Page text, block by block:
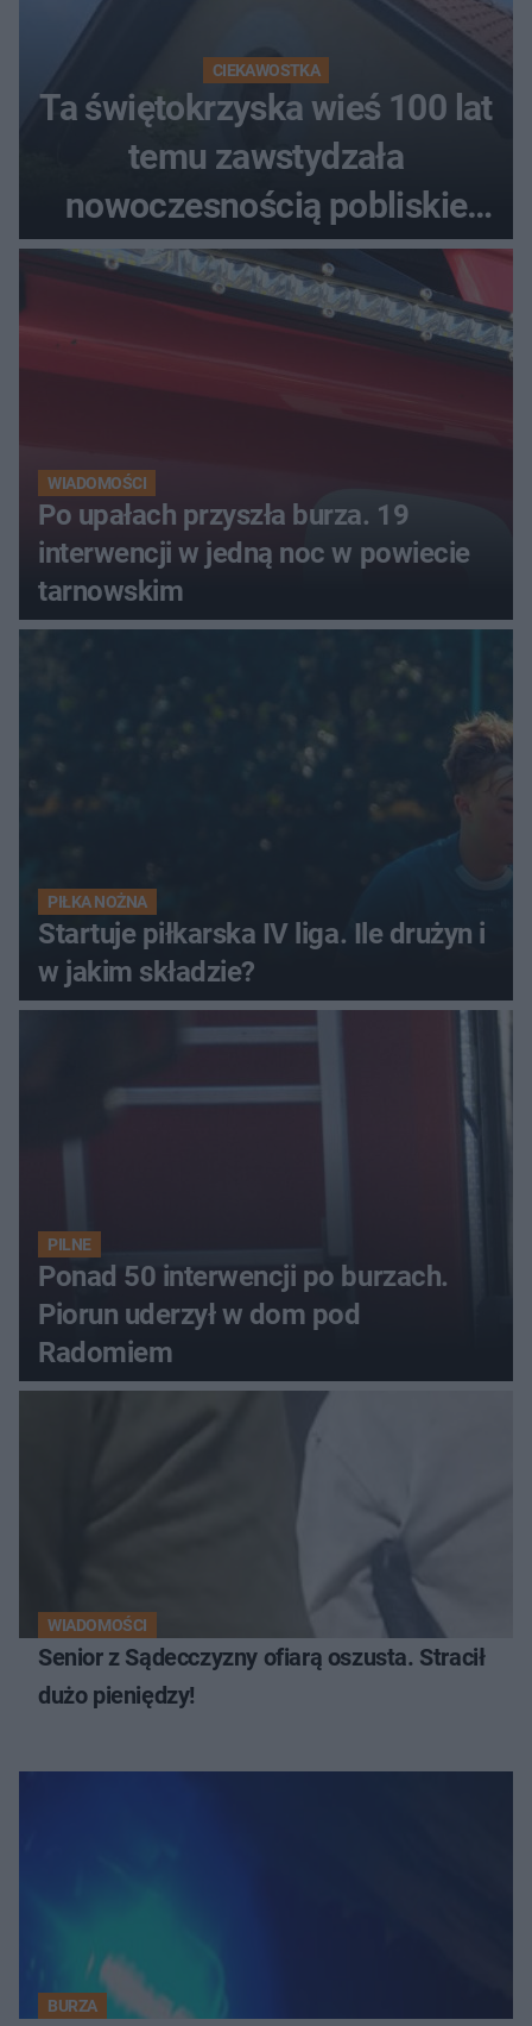
CIEKAWOSTKA
Ta świętokrzyska wieś 100 lat
temu zawstydzała
nowoczesnością pobliskie
miasta. Prąd, telefon i
luksusowa auta
WIADOMOŚCI
Po upałach przyszła burza. 19
interwencji w jedną noc w powiecie
tarnowskim
PIŁKA NOŻNA
Startuje piłkarska IV liga. Ile drużyn i
w jakim składzie?
PILNE
Ponad 50 interwencji po burzach.
Piorun uderzył w dom pod
Radomiem
WIADOMOŚCI
Senior z Sądecczyzny ofiarą oszusta. Stracił
dużo pieniędzy!
BURZA